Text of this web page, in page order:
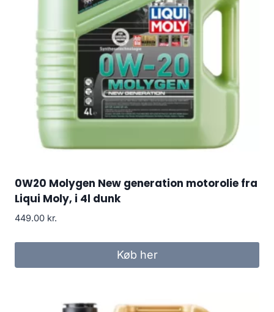
0W20 Molygen New generation motorolie fra
Liqui Moly, i 4l dunk
449.00 kr.
Køb her